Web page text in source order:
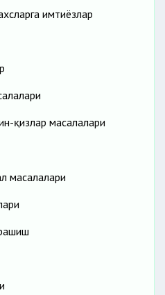
имтиёзлар
қизлар масалалари
масалалари